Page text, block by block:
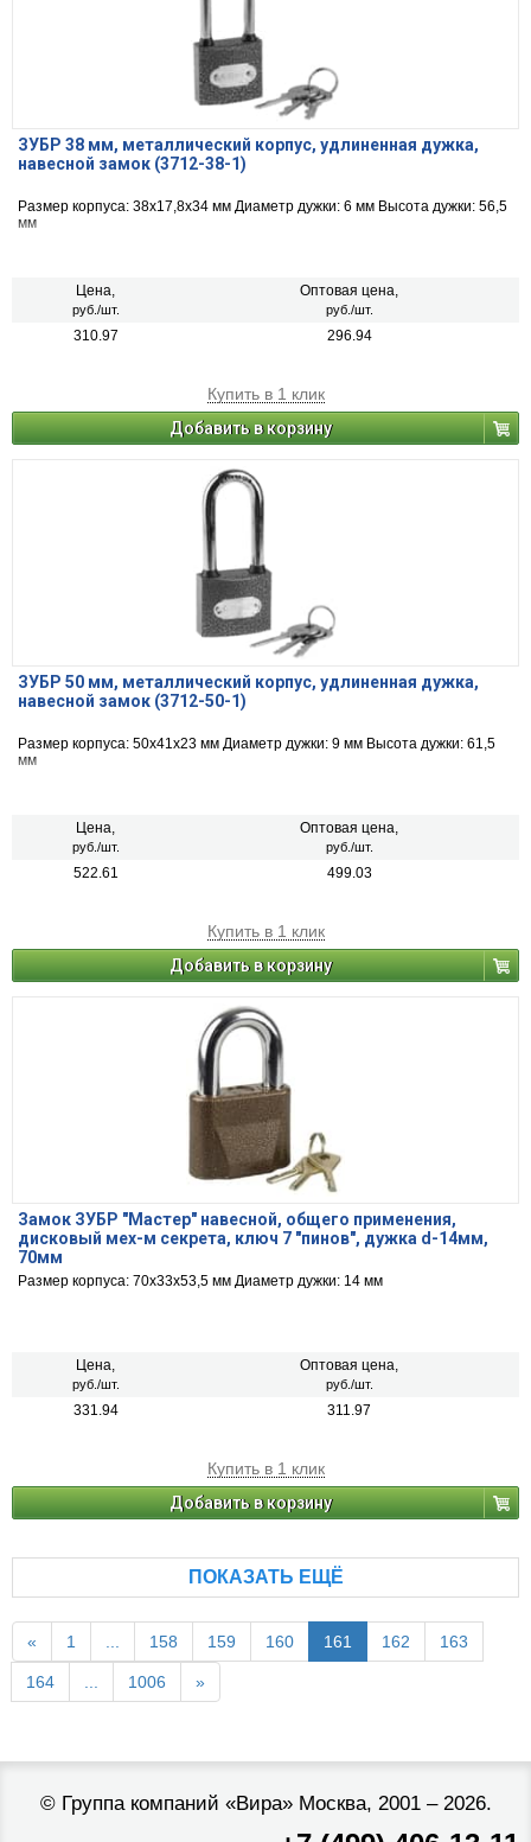
ЗУБР 38 мм, металлический корпус, удлиненная дужка,
навесной замок (3712-38-1)
Размер корпуса: 38х17,8х34 мм Диаметр дужки: 6 мм Высота дужки: 56,5
мм
Цена,
руб./шт.
Оптовая цена,
руб./шт.
310.97 296.94
Купить в 1 клик
Добавить в корзину
ЗУБР 50 мм, металлический корпус, удлиненная дужка,
навесной замок (3712-50-1)
Размер корпуса: 50х41х23 мм Диаметр дужки: 9 мм Высота дужки: 61,5
мм
Цена,
руб./шт.
Оптовая цена,
руб./шт.
522.61 499.03
Купить в 1 клик
Добавить в корзину
Замок ЗУБР "Мастер" навесной, общего применения,
дисковый мех-м секрета, ключ 7 "пинов", дужка d-14мм,
70мм
Размер корпуса: 70х33х53,5 мм Диаметр дужки: 14 мм
Цена,
руб./шт.
Оптовая цена,
руб./шт.
331.94 311.97
Купить в 1 клик
Добавить в корзину
ПОКАЗАТЬ ЕЩЁ
« 1 ... 158 159 160 161 162 163
164 ... 1006 »
© Группа компаний «Вира»Москва, 2001 – 2026.